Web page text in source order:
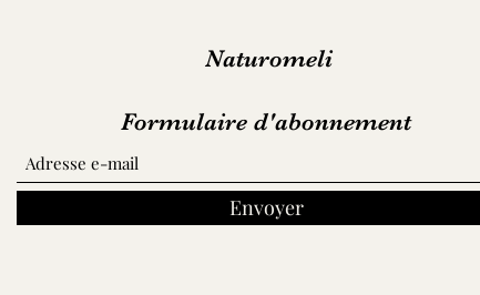
Naturomeli
Formulaire d'abonnement
Envoyer